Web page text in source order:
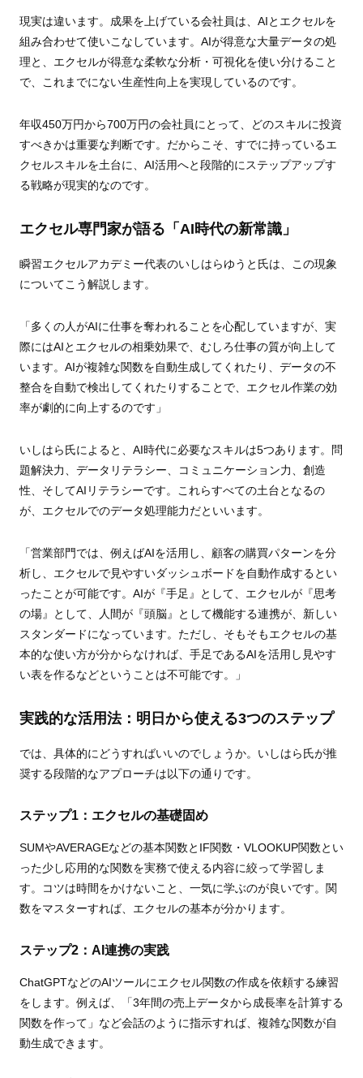
現実は違います。成果を上げている会社員は、AIとエクセルを
組み合わせて使いこなしています。AIが得意な大量データの処
理と、エクセルが得意な柔軟な分析・可視化を使い分けること
で、これまでにない生産性向上を実現しているのです。
年収450万円から700万円の会社員にとって、どのスキルに投資
すべきかは重要な判断です。だからこそ、すでに持っているエ
クセルスキルを土台に、AI活用へと段階的にステップアップす
る戦略が現実的なのです。
エクセル専門家が語る「AI時代の新常識」
瞬習エクセルアカデミー代表のいしはらゆうと氏は、この現象
についてこう解説します。
「多くの人がAIに仕事を奪われることを心配していますが、実
際にはAIとエクセルの相乗効果で、むしろ仕事の質が向上して
います。AIが複雑な関数を自動生成してくれたり、データの不
整合を自動で検出してくれたりすることで、エクセル作業の効
率が劇的に向上するのです」
いしはら氏によると、AI時代に必要なスキルは5つあります。問
題解決力、データリテラシー、コミュニケーション力、創造
性、そしてAIリテラシーです。これらすべての土台となるの
が、エクセルでのデータ処理能力だといいます。
「営業部門では、例えばAIを活用し、顧客の購買パターンを分
析し、エクセルで見やすいダッシュボードを自動作成するとい
ったことが可能です。AIが『手足』として、エクセルが『思考
の場』として、人間が『頭脳』として機能する連携が、新しい
スタンダードになっています。ただし、そもそもエクセルの基
本的な使い方が分からなければ、手足であるAIを活用し見やす
い表を作るなどということは不可能です。」
実践的な活用法：明日から使える3つのステップ
では、具体的にどうすればいいのでしょうか。いしはら氏が推
奨する段階的なアプローチは以下の通りです。
ステップ1：エクセルの基礎固め
SUMやAVERAGEなどの基本関数とIF関数・VLOOKUP関数とい
った少し応用的な関数を実務で使える内容に絞って学習しま
す。コツは時間をかけないこと、一気に学ぶのが良いです。関
数をマスターすれば、エクセルの基本が分かります。
ステップ2：AI連携の実践
ChatGPTなどのAIツールにエクセル関数の作成を依頼する練習
をします。例えば、「3年間の売上データから成長率を計算する
関数を作って」など会話のように指示すれば、複雑な関数が自
動生成できます。